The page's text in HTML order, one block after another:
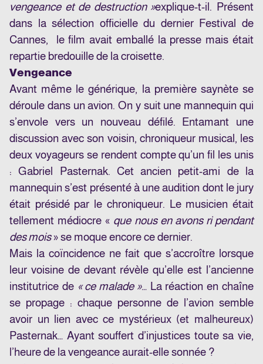
vengeance et de destruction »explique-t-il . Présent
dans la sélection officielle du dernier Festival de
Cannes,
le film avait emballé la presse mais était
repartie bredouille de la croisette.
Vengeance
Avant même le générique, la première saynète se
déroule dans un avion. On y suit une mannequin qui
s’envole vers un nouveau défilé. Entamant une
discussion avec son voisin, chroniqueur musical, les
deux voyageurs se rendent compte qu’un fil les unis
: Gabriel Pasternak. Cet ancien petit-ami de la
mannequin s’est présenté à une audition dont le jury
était présidé par le chroniqueur. Le musicien était
tellement médiocre « que nous en avons ri pendant
des mois» se moque encore ce dernier.
Mais la coïncidence ne fait que s’accroître lorsque
leur voisine de devant révèle qu’elle est l’ancienne
institutrice de « ce malade »… La réaction en chaîne
se propage : chaque personne de l’avion semble
avoir un lien avec ce mystérieux (et malheureux)
Pasternak… Ayant souffert d’injustices toute sa vie,
l’heure de la vengeance aurait-elle sonnée ?